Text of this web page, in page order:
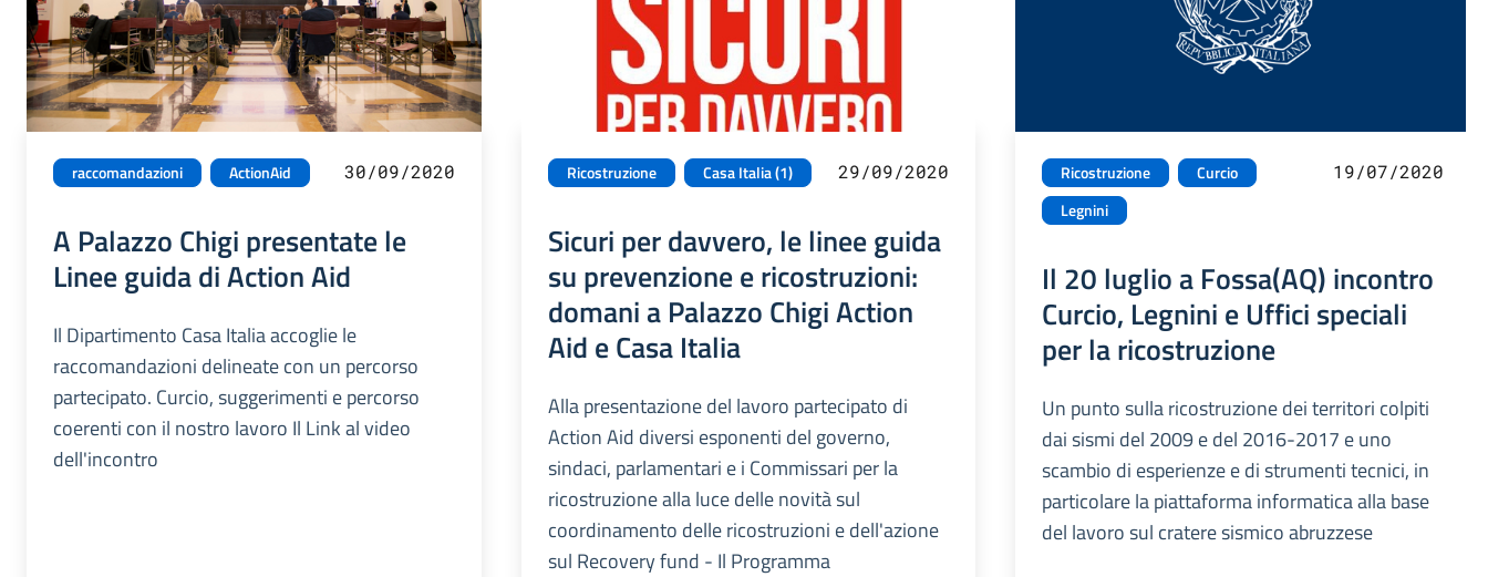
raccomandazioni ActionAid 30/09/2020
A Palazzo Chigi presentate le
Linee guida di Action Aid
Il Dipartimento Casa Italia accoglie le
raccomandazioni delineate con un percorso
partecipato. Curcio, suggerimenti e percorso
coerenti con il nostro lavoro Il Link al video
dell'incontro
Ricostruzione Casa Italia (1) 29/09/2020
Sicuri per davvero, le linee guida
su prevenzione e ricostruzioni:
domani a Palazzo Chigi Action
Aid e Casa Italia
Alla presentazione del lavoro partecipato di
Action Aid diversi esponenti del governo,
sindaci, parlamentari e i Commissari per la
ricostruzione alla luce delle novità sul
coordinamento delle ricostruzioni e dell'azione
sul Recovery fund - Il Programma
Ricostruzione
Curcio
Legnini
19/07/2020
Il 20 luglio a Fossa(AQ) incontro
Curcio, Legnini e Uffici speciali
per la ricostruzione
Un punto sulla ricostruzione dei territori colpiti
dai sismi del 2009 e del 2016-2017 e uno
scambio di esperienze e di strumenti tecnici, in
particolare la piattaforma informatica alla base
del lavoro sul cratere sismico abruzzese